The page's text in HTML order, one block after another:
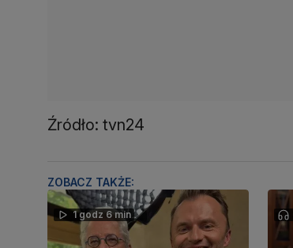
Źródło: tvn24
ZOBACZ TAKŻE:
1 godz 6 min